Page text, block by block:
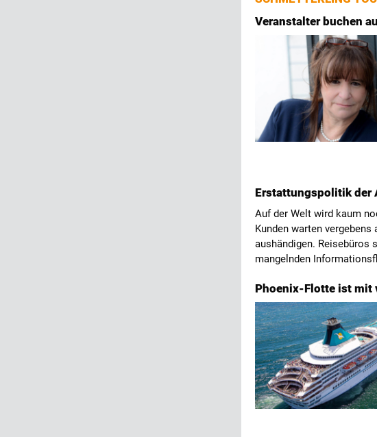
Veranstalter buchen
Erstattungspolitik der
Auf der Welt wird kaum
Kunden warten
aushändigen. Reisebüros
mangelnden
Phoenix-Flotte ist mit